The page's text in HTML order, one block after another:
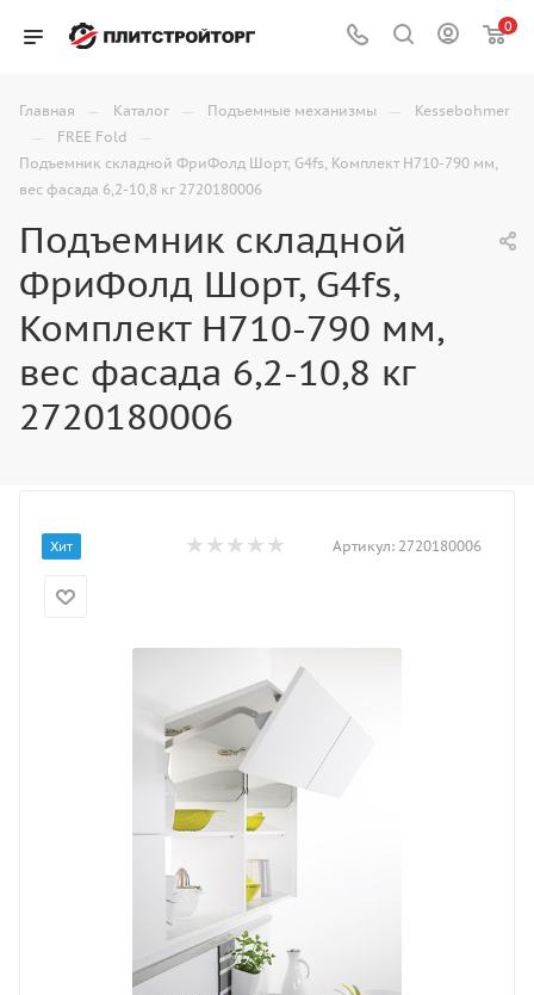
0
Главная — Каталог — Подъемные механизмы — Kessebohmer
— FREE Fold —
Подъемник складной ФриФолд Шорт, G4fs, Комплект Н710-790 мм,
вес фасада 6,2-10,8 кг 2720180006
Подъемник складной
ФриФолд Шорт, G4fs,
Комплект Н710-790 мм,
вес фасада 6,2-10,8 кг
2720180006
Хит Артикул: 2720180006